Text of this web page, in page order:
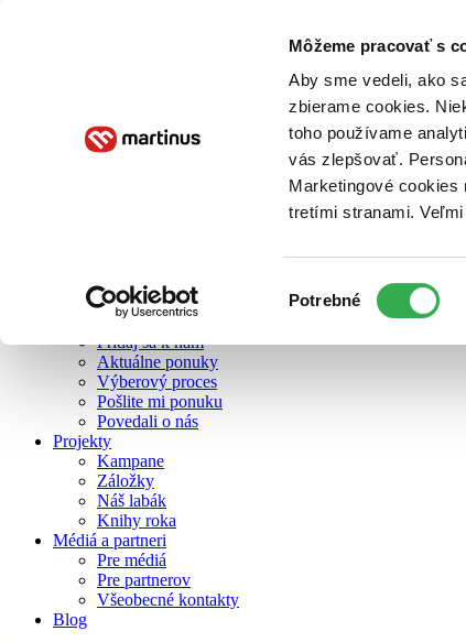
Môžeme pracovať s
Aby sme vedeli, ako
zbierame cookies.
toho používame
vás zlepšovať.
Marketingové cookies
tretími stranami.
súhlasu
Potrebné
O nás
Zelený Martinus
Nerobíme rozdiely
Pridaj sa k nám
Aktuálne ponuky
Výberový proces
Pošlite mi ponuku
Povedali o nás
Projekty
Kampane
Záložky
Náš labák
Knihy roka
Médiá a partneri
Pre médiá
Pre partnerov
Všeobecné kontakty
Blog